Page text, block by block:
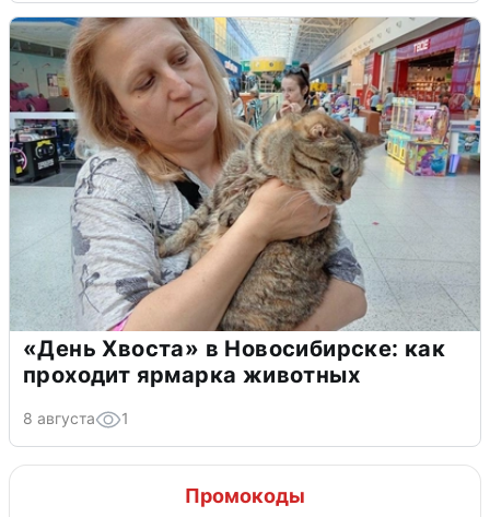
«День Хвоста» в Новосибирске: как
проходит ярмарка животных
8 августа 1
Промокоды